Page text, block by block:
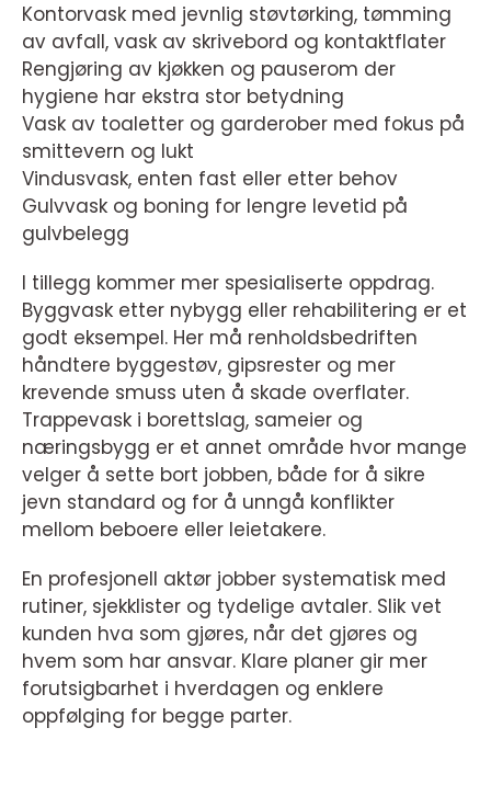
Kontorvask med jevnlig støvtørking, tømming
av avfall, vask av skrivebord og kontaktflater
Rengjøring av kjøkken og pauserom der
hygiene har ekstra stor betydning
Vask av toaletter og garderober med fokus på
smittevern og lukt
Vindusvask, enten fast eller etter behov
Gulvvask og boning for lengre levetid på
gulvbelegg
I tillegg kommer mer spesialiserte oppdrag.
Byggvask etter nybygg eller rehabilitering er et
godt eksempel. Her må renholdsbedriften
håndtere byggestøv, gipsrester og mer
krevende smuss uten å skade overflater.
Trappevask i borettslag, sameier og
næringsbygg er et annet område hvor mange
velger å sette bort jobben, både for å sikre
jevn standard og for å unngå konflikter
mellom beboere eller leietakere.
En profesjonell aktør jobber systematisk med
rutiner, sjekklister og tydelige avtaler. Slik vet
kunden hva som gjøres, når det gjøres og
hvem som har ansvar. Klare planer gir mer
forutsigbarhet i hverdagen og enklere
oppfølging for begge parter.